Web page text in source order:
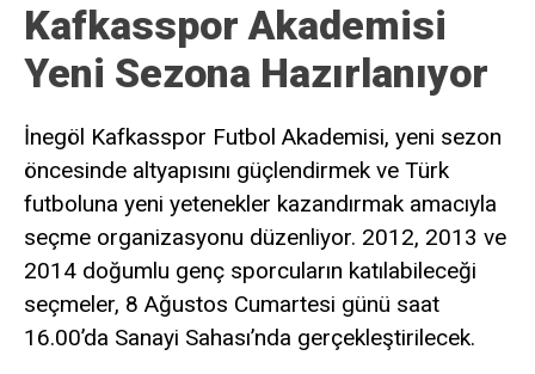
Kafkasspor Akademisi
Yeni Sezona Hazırlanıyor
İnegöl Kafkasspor Futbol Akademisi, yeni sezon
öncesinde altyapısını güçlendirmek ve Türk
futboluna yeni yetenekler kazandırmak amacıyla
seçme organizasyonu düzenliyor. 2012, 2013 ve
2014 doğumlu genç sporcuların katılabileceği
seçmeler, 8 Ağustos Cumartesi günü saat
16.00’da Sanayi Sahası’nda gerçekleştirilecek.